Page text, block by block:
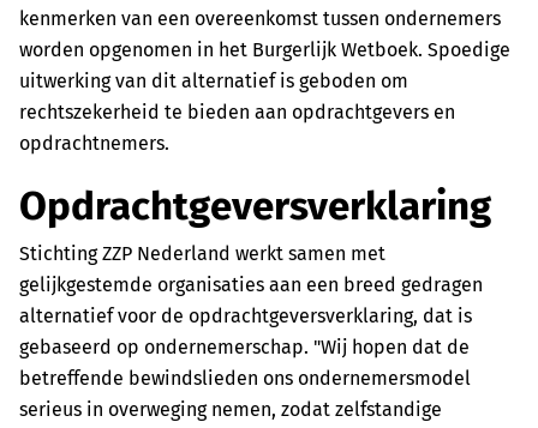
kenmerken van een overeenkomst tussen ondernemers
worden opgenomen in het Burgerlijk Wetboek. Spoedige
uitwerking van dit alternatief is geboden om
rechtszekerheid te bieden aan opdrachtgevers en
opdrachtnemers.
Opdrachtgeversverklaring
Stichting ZZP Nederland werkt samen met
gelijkgestemde organisaties aan een breed gedragen
alternatief voor de opdrachtgeversverklaring, dat is
gebaseerd op ondernemerschap. "Wij hopen dat de
betreffende bewindslieden ons ondernemersmodel
serieus in overweging nemen, zodat zelfstandige